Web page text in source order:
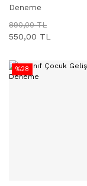
Deneme
890,00 TL
550,00 TL
%28